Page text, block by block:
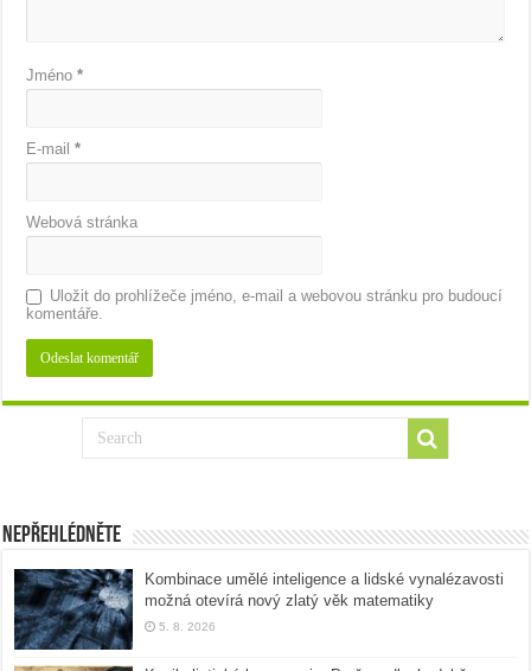
Jméno*
E-mail*
Webová stránka
Uložit do prohlížeče jméno, e-mail a webovou stránku pro budoucí
komentáře.
Nepřehlédněte
Kombinace umělé inteligence a lidské vynalézavosti
možná otevírá nový zlatý věk matematiky
5. 8. 2026